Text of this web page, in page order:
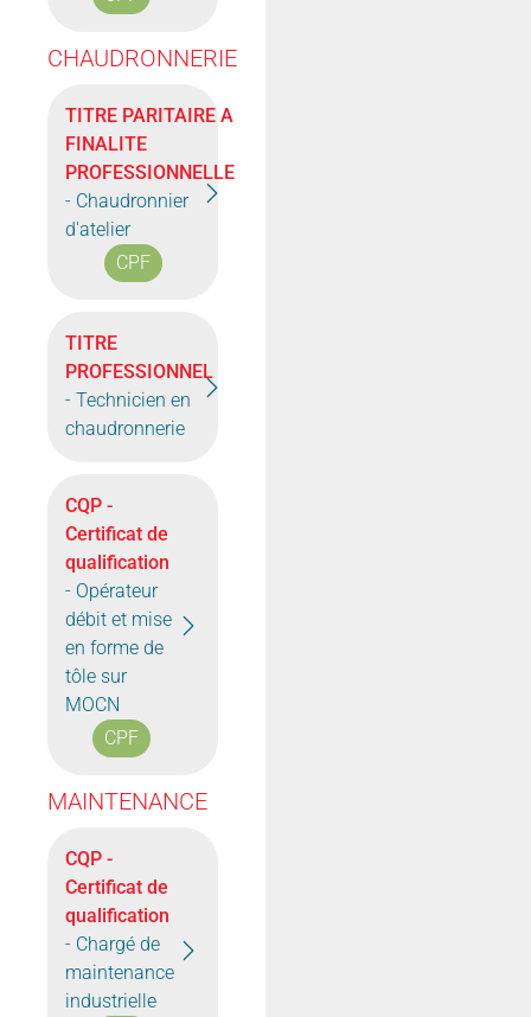
CHAUDRONNERIE
TITRE PARITAIRE A
FINALITE
PROFESSIONNELLE
- Chaudronnier
d'atelier
CPF
TITRE
PROFESSIONNEL
- Technicien en
chaudronnerie
CQP -
Certificat de
qualification
- Opérateur
débit et mise
en forme de
tôle sur
MOCN
CPF
MAINTENANCE
CQP -
Certificat de
qualification
- Chargé de
maintenance
industrielle